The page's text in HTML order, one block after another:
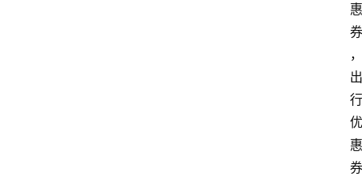
惠
券
，
出
行
优
惠
券